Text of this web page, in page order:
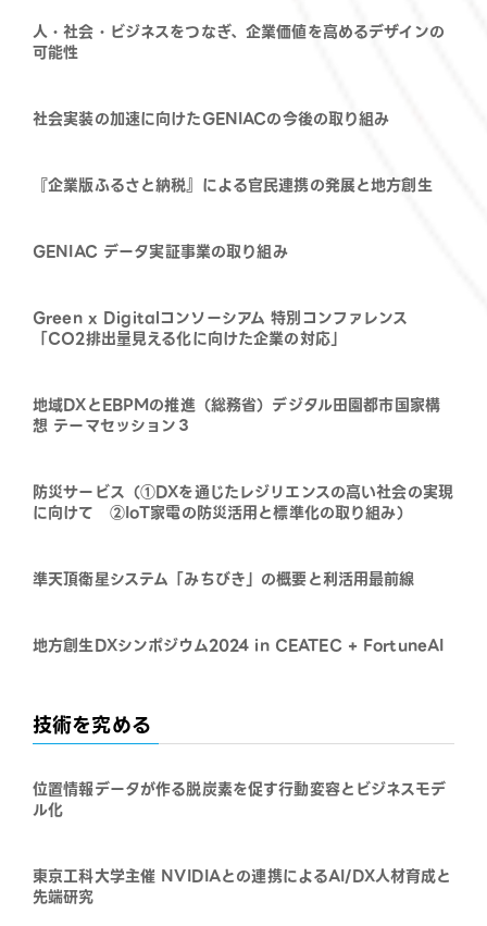
人・社会・ビジネスをつなぎ、企業価値を高めるデザインの
可能性
社会実装の加速に向けたGENIACの今後の取り組み
『企業版ふるさと納税』による官民連携の発展と地方創生
GENIAC データ実証事業の取り組み
Green x Digitalコンソーシアム 特別コンファレンス
「CO2排出量見える化に向けた企業の対応」
地域DXとEBPMの推進（総務省）デジタル田園都市国家構
想 テーマセッション３
防災サービス（①DXを通じたレジリエンスの高い社会の実現
に向けて ②IoT家電の防災活用と標準化の取り組み）
準天頂衛星システム「みちびき」の概要と利活用最前線
地方創生DXシンポジウム2024 in CEATEC + FortuneAI
技術を究める
位置情報データが作る脱炭素を促す行動変容とビジネスモデ
ル化
東京工科大学主催 NVIDIAとの連携によるAI/DX人材育成と
先端研究